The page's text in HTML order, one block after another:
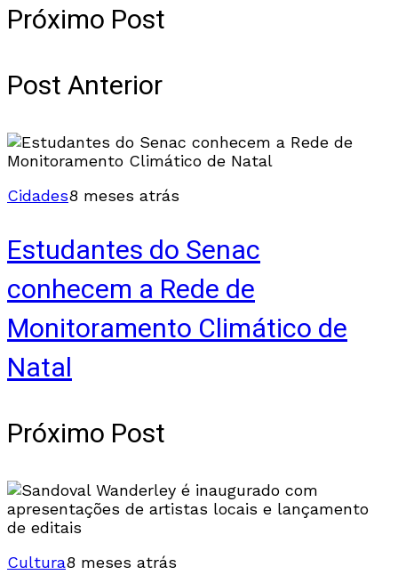
Próximo Post
Post Anterior
Cidades8 meses atrás
Estudantes do Senac
conhecem a Rede de
Monitoramento Climático de
Natal
Próximo Post
Cultura8 meses atrás